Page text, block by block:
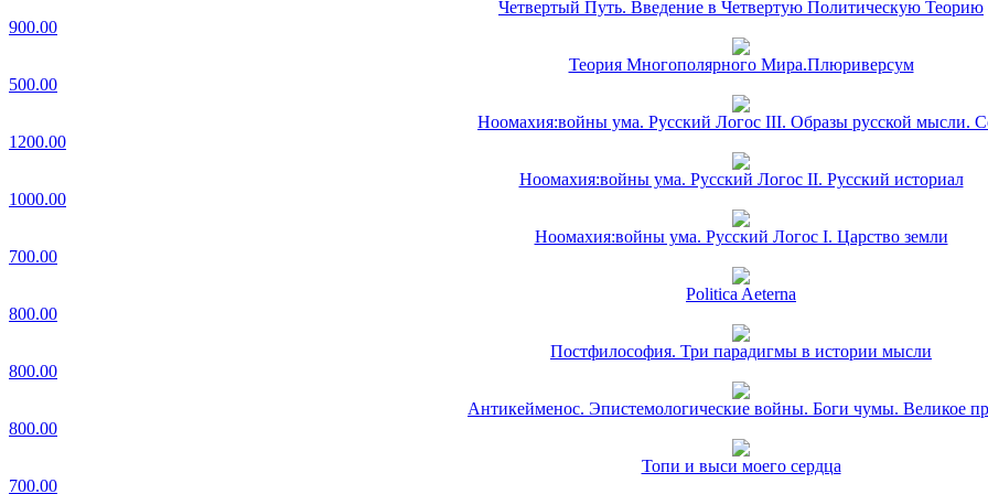
Четвертый Путь. Введение в Четвертую Политическую Теорию
900.00
Теория Многополярного Мира.Плюриверсум
500.00
Ноомахия:войны ума. Русский Логос III. Образы русской мысли.
1200.00
Ноомахия:войны ума. Русский Логос II. Русский историал
1000.00
Ноомахия:войны ума. Русский Логос I. Царство земли
700.00
Politica Aeterna
800.00
Постфилософия. Три парадигмы в истории мысли
800.00
Антикейменос. Эпистемологические войны. Боги чумы. Великое
800.00
Топи и выси моего сердца
700.00